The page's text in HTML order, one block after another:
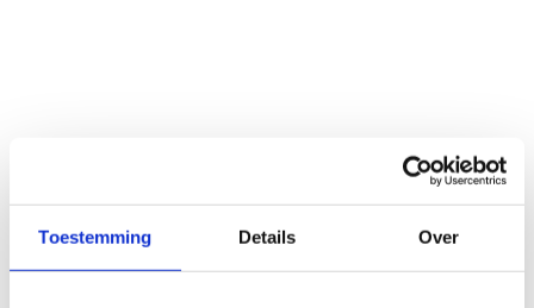
Toestemming Details Over